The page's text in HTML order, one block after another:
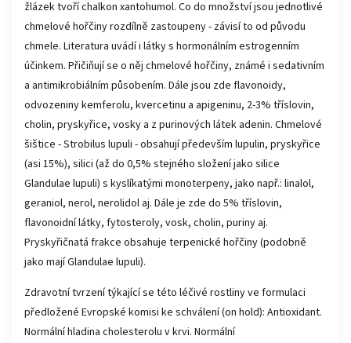
žlázek tvoří chalkon xantohumol. Co do množství jsou jednotlivé
chmelové hořčiny rozdílně zastoupeny - závisí to od původu
chmele. Literatura uvádí i látky s hormonálním estrogenním
účinkem. Přičiňují se o něj chmelové hořčiny, známé i sedativním
a antimikrobiálním působením. Dále jsou zde flavonoidy,
odvozeniny kemferolu, kvercetinu a apigeninu, 2-3% tříslovin,
cholin, pryskyřice, vosky a z purinových látek adenin. Chmelové
šištice - Strobilus lupuli - obsahují především lupulin, pryskyřice
(asi 15%), silici (až do 0,5% stejného složení jako silice
Glandulae lupuli) s kyslíkatými monoterpeny, jako např.: linalol,
geraniol, nerol, nerolidol aj. Dále je zde do 5% tříslovin,
flavonoidní látky, fytosteroly, vosk, cholin, puriny aj.
Pryskyřičnatá frakce obsahuje terpenické hořčiny (podobně
jako mají Glandulae lupuli).
Zdravotní tvrzení týkající se této léčivé rostliny ve formulaci
předložené Evropské komisi ke schválení (on hold): Antioxidant.
Normální hladina cholesterolu v krvi. Normální